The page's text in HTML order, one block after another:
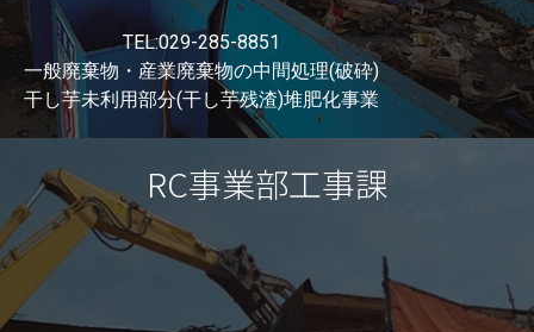
TEL:029-285-8851
一般廃棄物・産業廃棄物の中間処理(破砕)
干し芋未利用部分(干し芋残渣)堆肥化事業
RC事業部業務課
RC事業部工事課